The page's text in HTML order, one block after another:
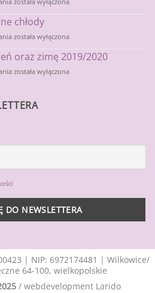
nosić
chłody
Kurtki
jesienne
została wyłączona
oraz zimę 2019/2020
Płaszcze
oraz
zimę
została wyłączona
| NIP: 6972174481 | Wilkowice/
64-100, wielkopolskie
/ webdevelopment Larido